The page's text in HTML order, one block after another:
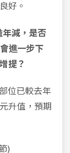
好。
年減，是否
進一步下
提？
位已較去年
升值，預期
)